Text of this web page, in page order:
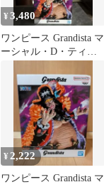
¥3,480
ワンピース Grandista マ
ーシャル・D・ティー
¥ 2,222
ワンピース Grandista マ